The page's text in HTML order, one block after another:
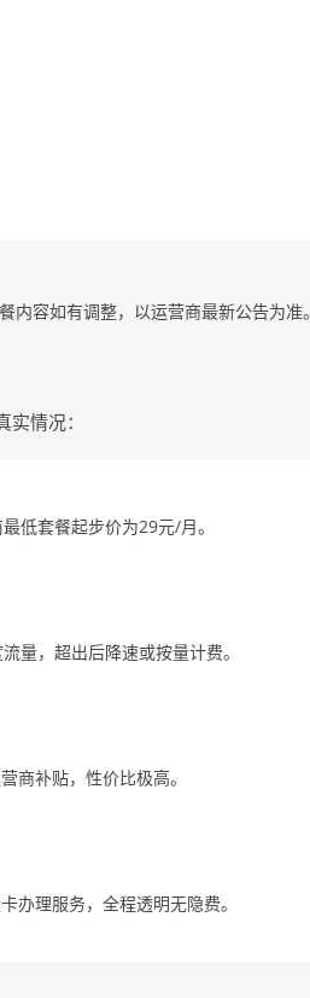
容如有调整，以运营商最新公告为准。
情况：
低套餐起步价为29元/月。
量，超出后降速或按量计费。
商补贴，性价比极高。
办理服务，全程透明无隐费。